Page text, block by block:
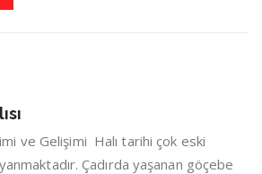
ve Gelişimi Halı tarihi çok eski
Çadırda yaşanan göçebe